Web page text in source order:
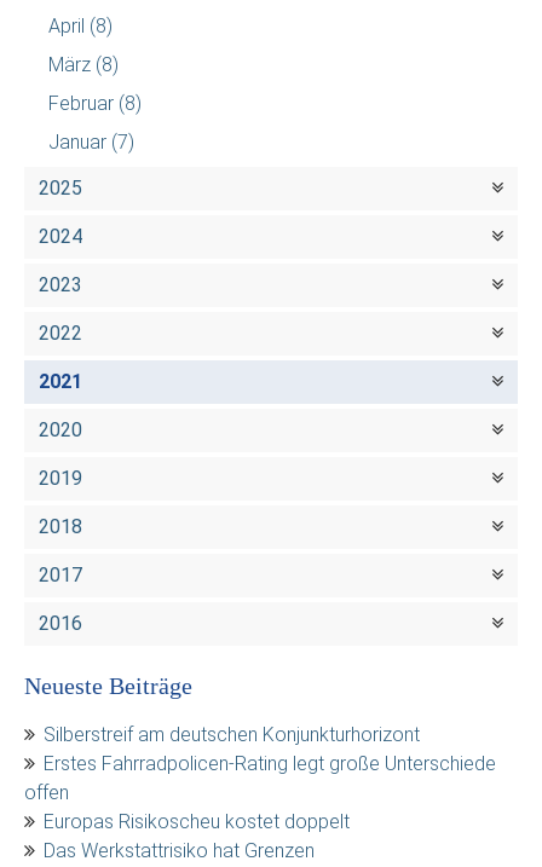
April (8)
März (8)
Februar (8)
Januar (7)
2025
2024
2023
2022
2021
2020
2019
2018
2017
2016
Neueste Beiträge
Silberstreif am deutschen Konjunkturhorizont
Erstes Fahrradpolicen-Rating legt große Unterschiede
offen
Europas Risikoscheu kostet doppelt
Das Werkstattrisiko hat Grenzen